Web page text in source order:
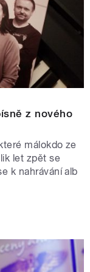
z nového
málokdo ze
let zpět se
k nahrávání alb